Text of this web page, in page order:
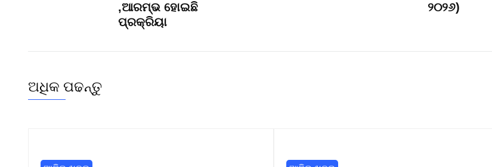
,ଆରମ୍ଭ ହୋଇଛି
ପ୍ରକ୍ରିୟା
୨୦୨୬)
ଅଧିକ ପଢନ୍ତୁ